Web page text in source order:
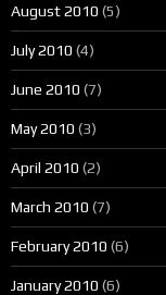
August 2010 (5)
July 2010 (4)
June 2010 (7)
May 2010 (3)
April 2010 (2)
March 2010 (7)
February 2010 (6)
January 2010 (6)